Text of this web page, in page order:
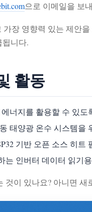
으로 이메일을 보
장 영향력 있는 제안
됩니다.
활동
너지를 활용할 수 있도
태양광 온수 시스템을
기반 오픈 소스 히트
는 인버터 데이터 읽기
것이 있나요? 아니면